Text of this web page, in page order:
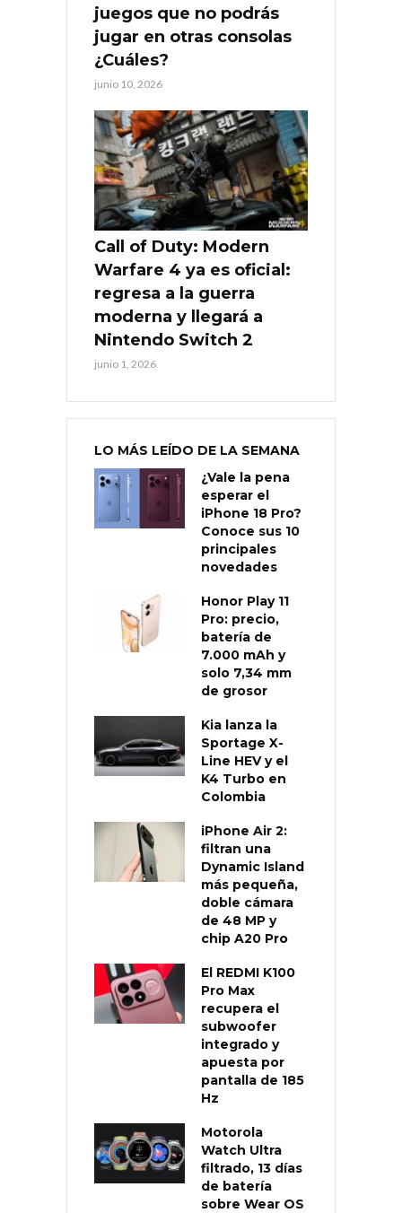
juegos que no podrás
jugar en otras consolas
¿Cuáles?
junio 10, 2026
Call of Duty: Modern
Warfare 4 ya es oficial:
regresa a la guerra
moderna y llegará a
Nintendo Switch 2
junio 1, 2026
LO MÁS LEÍDO DE LA SEMANA
¿Vale la pena
esperar el
iPhone 18 Pro?
Conoce sus 10
principales
novedades
Honor Play 11
Pro: precio,
batería de
7.000 mAh y
solo 7,34 mm
de grosor
Kia lanza la
Sportage X-
Line HEV y el
K4 Turbo en
Colombia
iPhone Air 2:
filtran una
Dynamic Island
más pequeña,
doble cámara
de 48 MP y
chip A20 Pro
El REDMI K100
Pro Max
recupera el
subwoofer
integrado y
apuesta por
pantalla de 185
Hz
Motorola
Watch Ultra
filtrado, 13 días
de batería
sobre Wear OS